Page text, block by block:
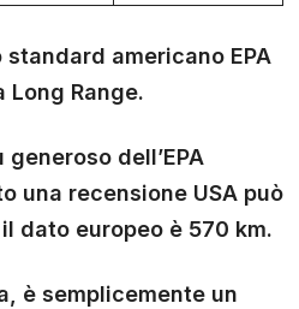
standard americano EPA
Long Range.
generoso dell’EPA
una recensione USA può
dato europeo è 570 km.
è semplicemente un